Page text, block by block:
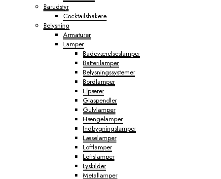
Barudstyr
Cocktailshakere
Belysning
Armaturer
Lamper
Badeværelseslamper
Batterilamper
Belysningssystemer
Bordlamper
Elpærer
Glaspendler
Gulvlamper
Hængelamper
Indbygningslamper
Læselamper
Loftlamper
Loftslamper
Lyskilder
Metallamper